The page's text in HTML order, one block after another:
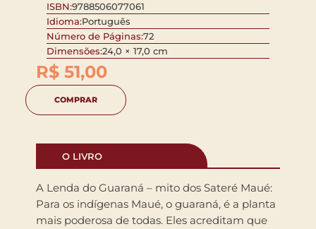
ISBN:9788506077061
Idioma:Português
Número de Páginas:72
Dimensões:24,0 × 17,0 cm
R$ 51,00
COMPRAR
O LIVRO
A Lenda do Guaraná – mito dos Sateré Maué:
Para os indígenas Maué, o guaraná, é a planta
mais poderosa de todas. Eles acreditam que